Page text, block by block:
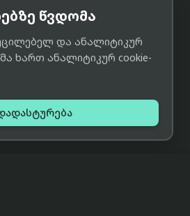
წვდომა
და ანალიტიკურ
ხართ ანალიტიკურ cookie-